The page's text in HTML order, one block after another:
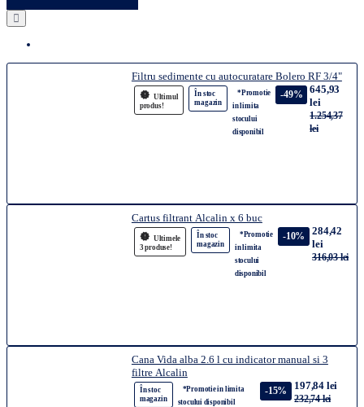
Filtru sedimente cu autocuratare Bolero RF 3/4"
Ultimul
produs!
În stoc
magazin
*Promotie
in limita
stocului
disponibil
-49%
645,93
lei
1.254,37
lei
Cartus filtrant Alcalin x 6 buc
Ultimele
3 produse!
În stoc
magazin
*Promotie
in limita
stocului
disponibil
-10%
284,42
lei
316,03 lei
Cana Vida alba 2.6 l cu indicator manual si 3
filtre Alcalin
În stoc
magazin
*Promotie in limita
stocului disponibil
-15% 197,84 lei
232,74 lei